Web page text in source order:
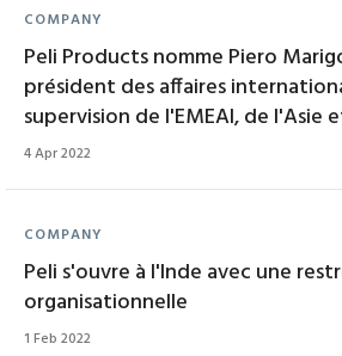
COMPANY
Peli Products nomme Piero
président des affaires
supervision de l'EMEAI, de l'Asie
4 Apr 2022
COMPANY
Peli s'ouvre à l'Inde avec une
organisationnelle
1 Feb 2022